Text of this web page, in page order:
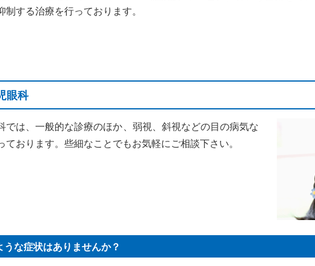
制する治療を行っております。
眼科
では、一般的な診療のほか、弱視、斜視などの目の病気な
ております。些細なことでもお気軽にご相談下さい。
うな症状はありませんか？